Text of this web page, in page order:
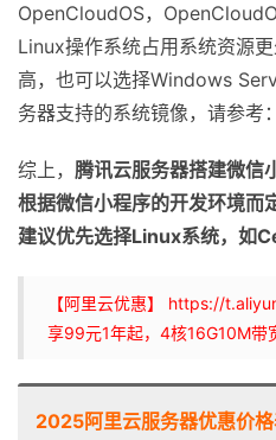
OpenCloudOS，
Linux操作系统占用系统资源
高，也可以选择Windows
务器支持的系统镜像，请参考：
综上， 腾讯云服务器搭建微信
根据微信小程序的开发环境而
建议优先选择Linux系统，如
【阿里云优惠】 https://
享99元1年起，4核16G10M带
2025阿里云服务器优惠价格